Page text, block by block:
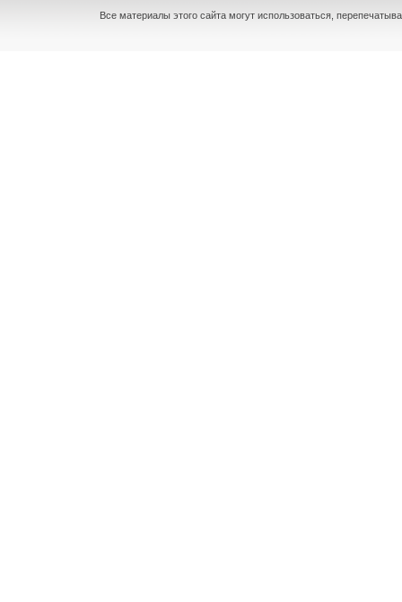
Все материалы этого сайта могут использоваться,